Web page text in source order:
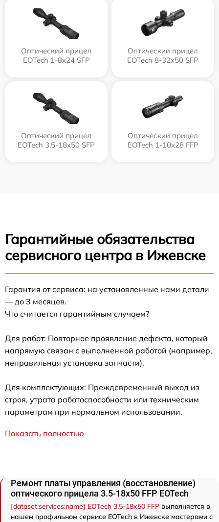
Оптический прицел
EOTech 1-8x24 SFP
Оптический прицел
EOTech 8-32x50 SFP
Оптический прицел
EOTech 3.5-18x50 SFP
Оптический прицел
EOTech 1-10x28 FFP
Гарантийные обязательства
сервисного центра в Ижевске
Гарантия от сервиса: на установленные нами детали
— до 3 месяцев.
Что считается гарантийным случаем?
Для работ: Повторное проявление дефекта, который
напрямую связан с выполненной работой (например,
неправильная установка запчасти).
Для комплектующих: Преждевременный выход из
строя, утрата работоспособности или техническим
параметрам при нормальном использовании.
Показать полностью
Ремонт платы управления (восстановление)
оптического прицела 3.5-18x50 FFP EOTech
[dataset:services:name] EOTech 3.5-18x50 FFP выполняется в
нашем профильном сервисе EOTech в Ижевске мастерами с